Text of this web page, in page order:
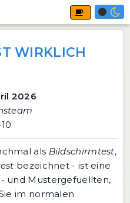
WIRKLICH
2026
als Bildschirmtest,
bezeichnet - ist eine
und Mustergefuellten,
im normalen